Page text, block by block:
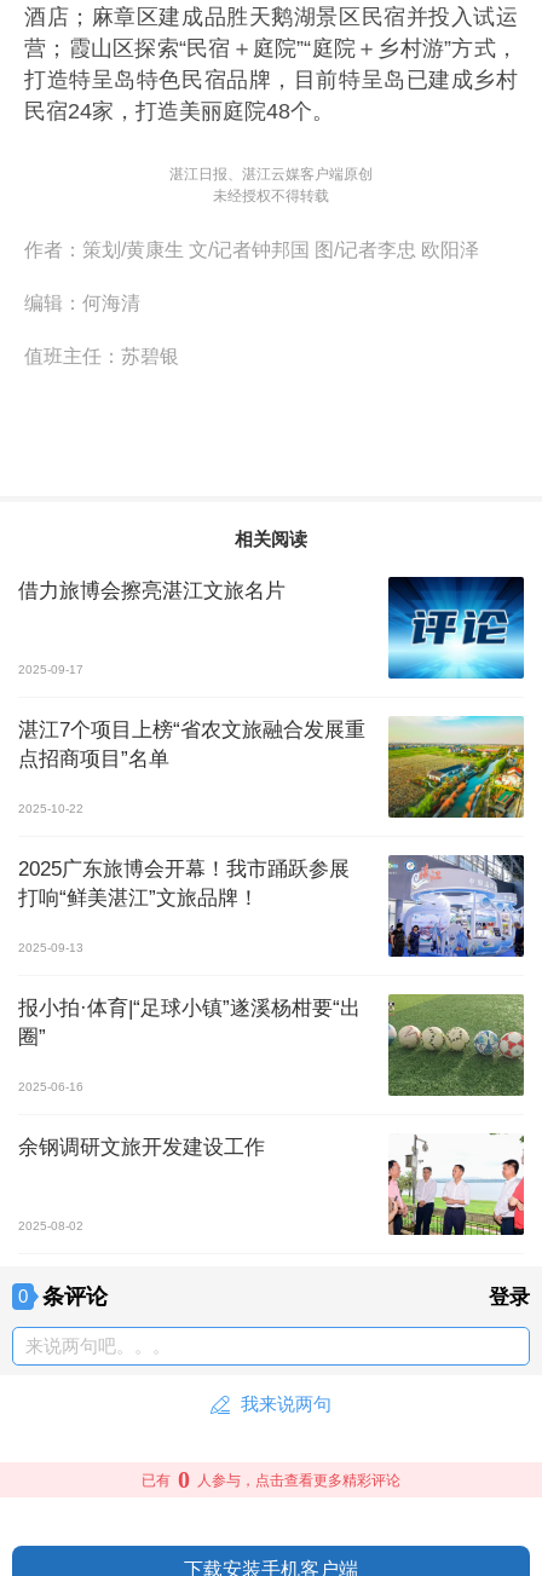
酒店；麻章区建成品胜天鹅湖景区民宿并投入试运
营；霞山区探索“民宿＋庭院”“庭院＋乡村游”方式，
打造特呈岛特色民宿品牌，目前特呈岛已建成乡村
民宿24家，打造美丽庭院48个。
湛江日报、湛江云媒客户端原创
未经授权不得转载
作者： 策划/黄康生 文/记者钟邦国 图/记者李忠 欧阳泽
编辑： 何海清
值班主任： 苏碧银
相关阅读
借力旅博会擦亮湛江文旅名片
2025-09-17
湛江7个项目上榜“省农文旅融合发展重
点招商项目”名单
2025-10-22
2025广东旅博会开幕！我市踊跃参展
打响“鲜美湛江”文旅品牌！
2025-09-13
报小拍·体育|“足球小镇”遂溪杨柑要“出
圈”
2025-06-16
余钢调研文旅开发建设工作
2025-08-02
0 条评论 登录
来说两句吧。。。
我来说两句
已有 0 人参与，点击查看更多精彩评论
下载安装手机客户端